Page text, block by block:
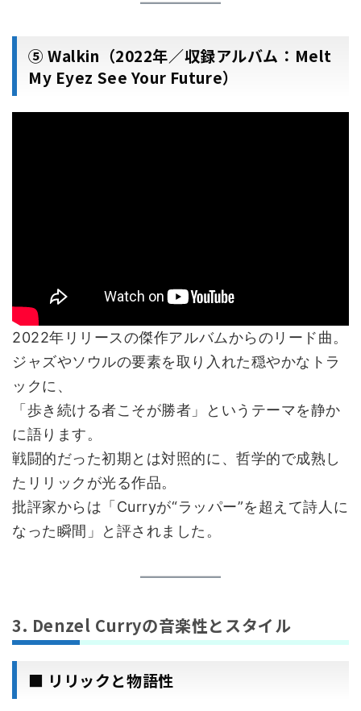
⑤ Walkin（2022年／収録アルバム：Melt
My Eyez See Your Future）
2022年リリースの傑作アルバムからのリード曲。
ジャズやソウルの要素を取り入れた穏やかなトラ
ックに、
「歩き続ける者こそが勝者」というテーマを静か
に語ります。
戦闘的だった初期とは対照的に、哲学的で成熟し
たリリックが光る作品。
批評家からは「Curryが“ラッパー”を超えて詩人に
なった瞬間」と評されました。
3. Denzel Curryの音楽性とスタイル
■ リリックと物語性